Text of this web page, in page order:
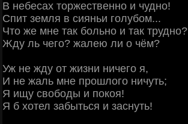
В небесах торжественно и чудно!
Спит земля в сияньи голубом...
Что же мне так больно и так трудно?
Жду ль чего? жалею ли о чём?
Уж не жду от жизни ничего я,
И не жаль мне прошлого ничуть;
Я ищу свободы и покоя!
Я б хотел забыться и заснуть!